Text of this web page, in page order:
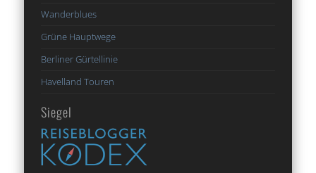
Wanderblues
Grüne Hauptwege
Berliner Gürtellinie
Havelland Touren
Siegel